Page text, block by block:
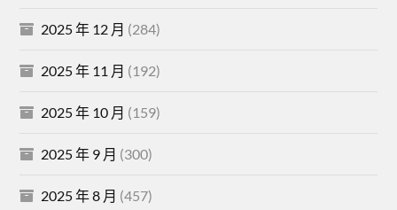
2025 年 12 月 (284)
2025 年 11 月 (192)
2025 年 10 月 (159)
2025 年 9 月 (300)
2025 年 8 月 (457)